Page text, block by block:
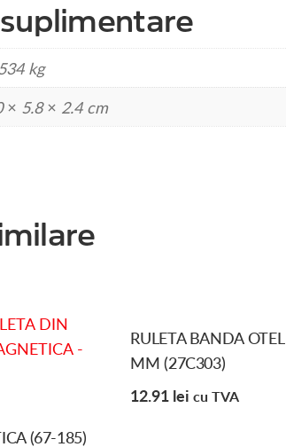
kg
× 5.8 × 2.4 cm
(67-185)
RULETA BANDA
MM (27C303)
12.91 lei cu TVA